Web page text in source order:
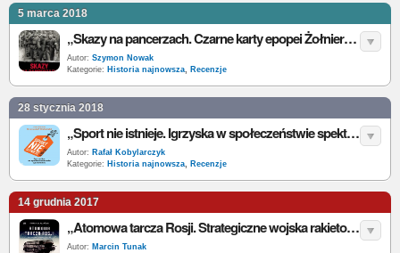
5 marca 2018
„Skazy na pancerzach. Czarne karty epopei Żołnierzy Wyklętych” - P. Zychowicz - recenzja
Autor: Szymon Nowak
Kategorie: Historia najnowsza, Recenzje
28 stycznia 2018
„Sport nie istnieje. Igrzyska w społeczeństwie spektaklu” – J. Sowa, K. Wolański – recenzja
Autor: Rafał Kobylarczyk
Kategorie: Historia najnowsza, Recenzje
14 grudnia 2017
„Atomowa tarcza Rosji. Strategiczne wojska rakietowe” – M. Depczyński – recenzja
Autor: Marcin Tunak